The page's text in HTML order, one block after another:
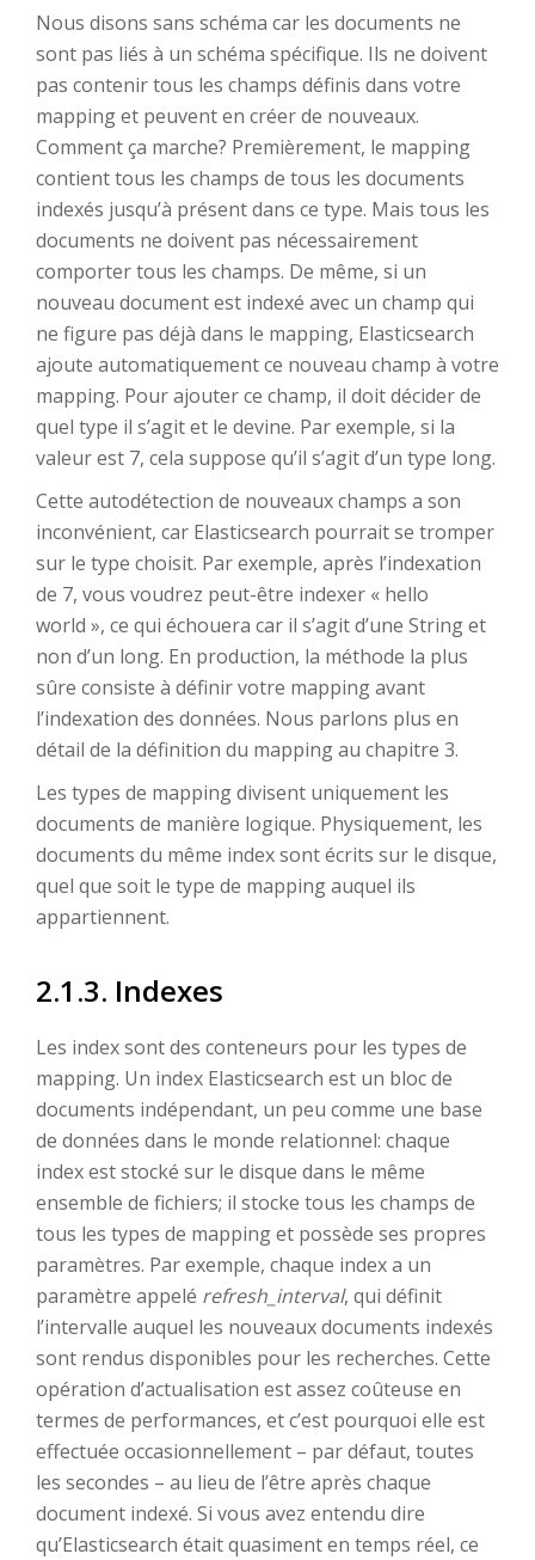
Nous disons sans schéma car les documents ne
sont pas liés à un schéma spécifique. Ils ne doivent
pas contenir tous les champs définis dans votre
mapping et peuvent en créer de nouveaux.
Comment ça marche? Premièrement, le mapping
contient tous les champs de tous les documents
indexés jusqu’à présent dans ce type. Mais tous les
documents ne doivent pas nécessairement
comporter tous les champs. De même, si un
nouveau document est indexé avec un champ qui
ne figure pas déjà dans le mapping, Elasticsearch
ajoute automatiquement ce nouveau champ à votre
mapping. Pour ajouter ce champ, il doit décider de
quel type il s’agit et le devine. Par exemple, si la
valeur est 7, cela suppose qu’il s’agit d’un type long.
Cette autodétection de nouveaux champs a son
inconvénient, car Elasticsearch pourrait se tromper
sur le type choisit. Par exemple, après l’indexation
de 7, vous voudrez peut-être indexer « hello
world », ce qui échouera car il s’agit d’une String et
non d’un long. En production, la méthode la plus
sûre consiste à définir votre mapping avant
l’indexation des données. Nous parlons plus en
détail de la définition du mapping au chapitre 3.
Les types de mapping divisent uniquement les
documents de manière logique. Physiquement, les
documents du même index sont écrits sur le disque,
quel que soit le type de mapping auquel ils
appartiennent.
2.1.3. Indexes
Les index sont des conteneurs pour les types de
mapping. Un index Elasticsearch est un bloc de
documents indépendant, un peu comme une base
de données dans le monde relationnel: chaque
index est stocké sur le disque dans le même
ensemble de fichiers; il stocke tous les champs de
tous les types de mapping et possède ses propres
paramètres. Par exemple, chaque index a un
paramètre appelé refresh_interval, qui définit
l’intervalle auquel les nouveaux documents indexés
sont rendus disponibles pour les recherches. Cette
opération d’actualisation est assez coûteuse en
termes de performances, et c’est pourquoi elle est
effectuée occasionnellement – par défaut, toutes
les secondes – au lieu de l’être après chaque
document indexé. Si vous avez entendu dire
qu’Elasticsearch était quasiment en temps réel, ce